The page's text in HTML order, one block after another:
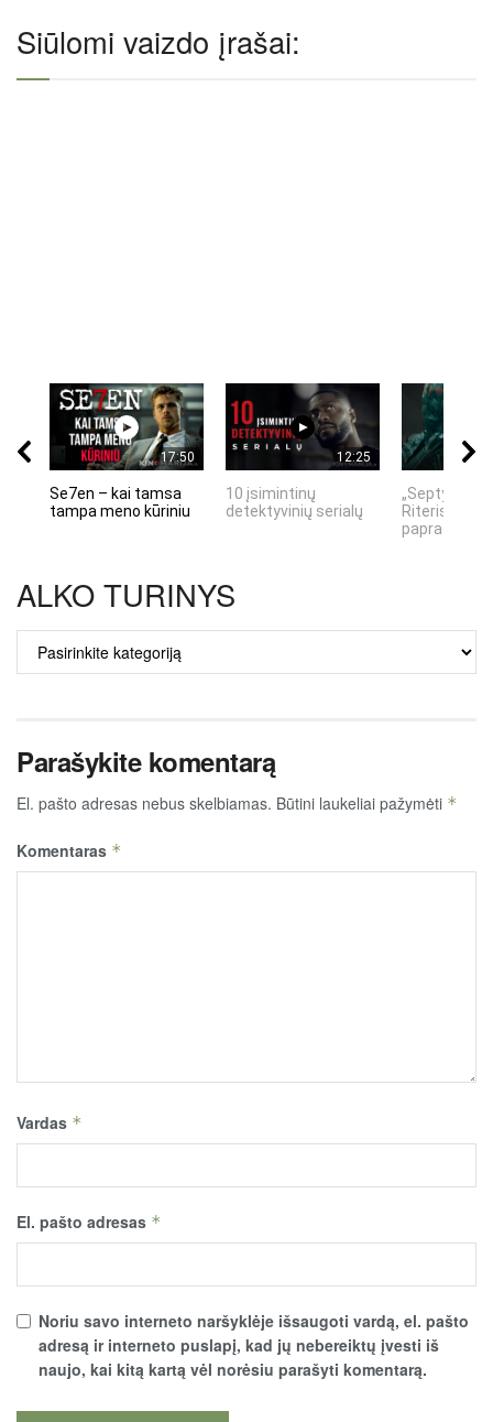
Siūlomi vaizdo įrašai:
17:50
Se7en – kai tamsa
tampa meno kūriniu
12:25
10 įsimintinų
detektyvinių serialų
„Septynių
Riteris" – kai
ALKO TURINYS
ALKO
TURINYS
Parašykite komentarą
El. pašto adresas nebus skelbiamas. Būtini laukeliai pažymėti *
Komentaras *
Vardas *
El. pašto adresas *
Noriu savo interneto naršyklėje išsaugoti vardą, el. pašto
adresą ir interneto puslapį, kad jų nebereiktų įvesti iš
naujo, kai kitą kartą vėl norėsiu parašyti komentarą.